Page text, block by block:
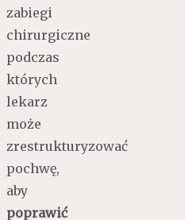
zabiegi
chirurgiczne
podczas
których
lekarz
może
zrestrukturyzować
pochwę,
aby
poprawić